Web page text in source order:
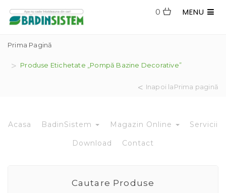
MENU
0
Prima Pagină
Produse Etichetate „pompă Bazine Decorative”
Inapoi laPrima pagină
Acasa BadinSistem Magazin Online Servicii
Download Contact
Cautare Produse